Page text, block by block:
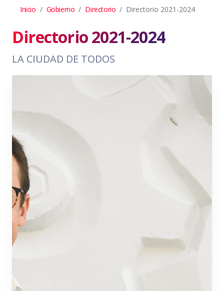
Inicio Gobierno Directorio Directorio 2021-2024
Directorio 2021-2024
LA CIUDAD DE TODOS